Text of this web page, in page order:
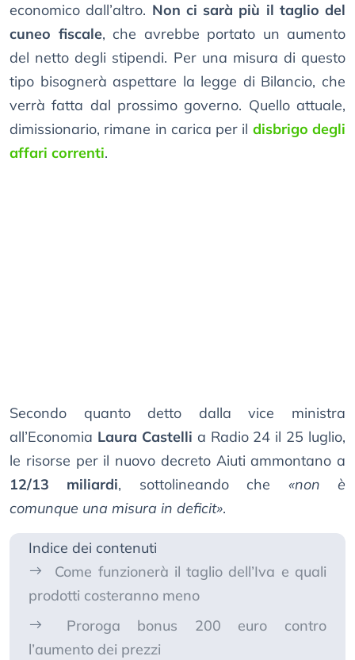
economico dall’altro. Non ci sarà più il taglio del
cuneo fiscale, che avrebbe portato un aumento
del netto degli stipendi. Per una misura di questo
tipo bisognerà aspettare la legge di Bilancio, che
verrà fatta dal prossimo governo. Quello attuale,
dimissionario, rimane in carica per il disbrigo degli
affari correnti.
Secondo quanto detto dalla vice ministra
all’Economia Laura Castelli a Radio 24 il 25 luglio,
le risorse per il nuovo decreto Aiuti ammontano a
12/13 miliardi, sottolineando che «non è
comunque una misura in deficit».
Indice dei contenuti
Come funzionerà il taglio dell’Iva e quali
prodotti costeranno meno
Proroga bonus 200 euro contro
l’aumento dei prezzi